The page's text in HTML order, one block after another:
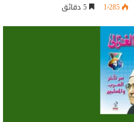
1٬285